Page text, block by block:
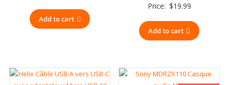
Add to cart
Price: $19.99
Add to cart